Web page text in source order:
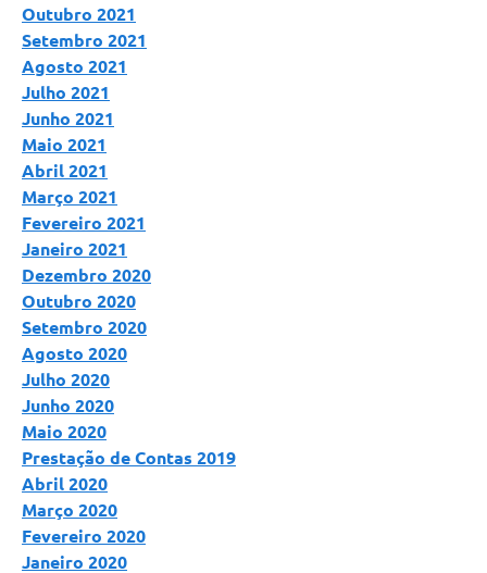
Servidor
Outubro 2021
Setembro 2021
Agosto 2021
Julho 2021
Junho 2021
Maio 2021
Abril 2021
Março 2021
Fevereiro 2021
Janeiro 2021
Dezembro 2020
Outubro 2020
Setembro 2020
Agosto 2020
Julho 2020
Junho 2020
Maio 2020
Prestação de Contas 2019
Abril 2020
Março 2020
Fevereiro 2020
Janeiro 2020